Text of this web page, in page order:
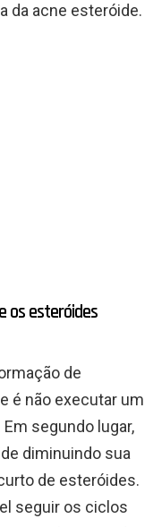
da acne esteróide.
os esteróides
de
é não executar um
segundo lugar,
diminuindo sua
de esteróides.
seguir os ciclos